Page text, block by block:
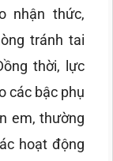
nhận thức,
tránh tai
thời, lực
các bậc phụ
em, thường
hoạt động